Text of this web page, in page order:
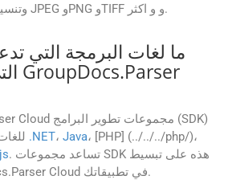
وتنسيقات صور متنوعة مثل JPEG وPNG وTIFF و و اكثر.
ما لغات البرمجة التي
.NET، Java، [PHP] (../../../php/)،
. تساعد مجموعات SDK هذه على تبسيط
عملية دمج GroupDocs.Parser Cloud في تطبيقاتك.